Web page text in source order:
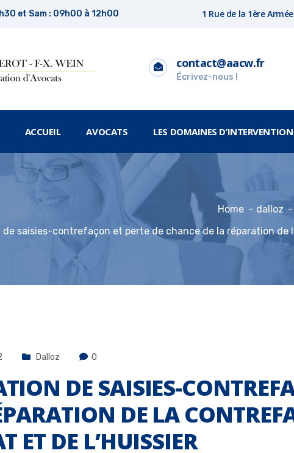
et Sam : 09h00 à 12h00 1 Rue de la 1ère
contact@aacw.fr
Écrivez-nous !
ACCUEIL AVOCATS LES DOMAINES D’INTERVENTION
Home
dalloz
saisies-contrefaçon et perte de chance de la réparation de
Dalloz 0
DE SAISIES-
DE LA
ET DE L’HUISSIER